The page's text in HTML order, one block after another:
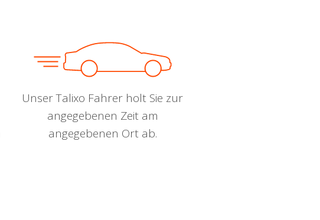
Unser Talixo Fahrer holt Sie zur
angegebenen Zeit am
angegebenen Ort ab.